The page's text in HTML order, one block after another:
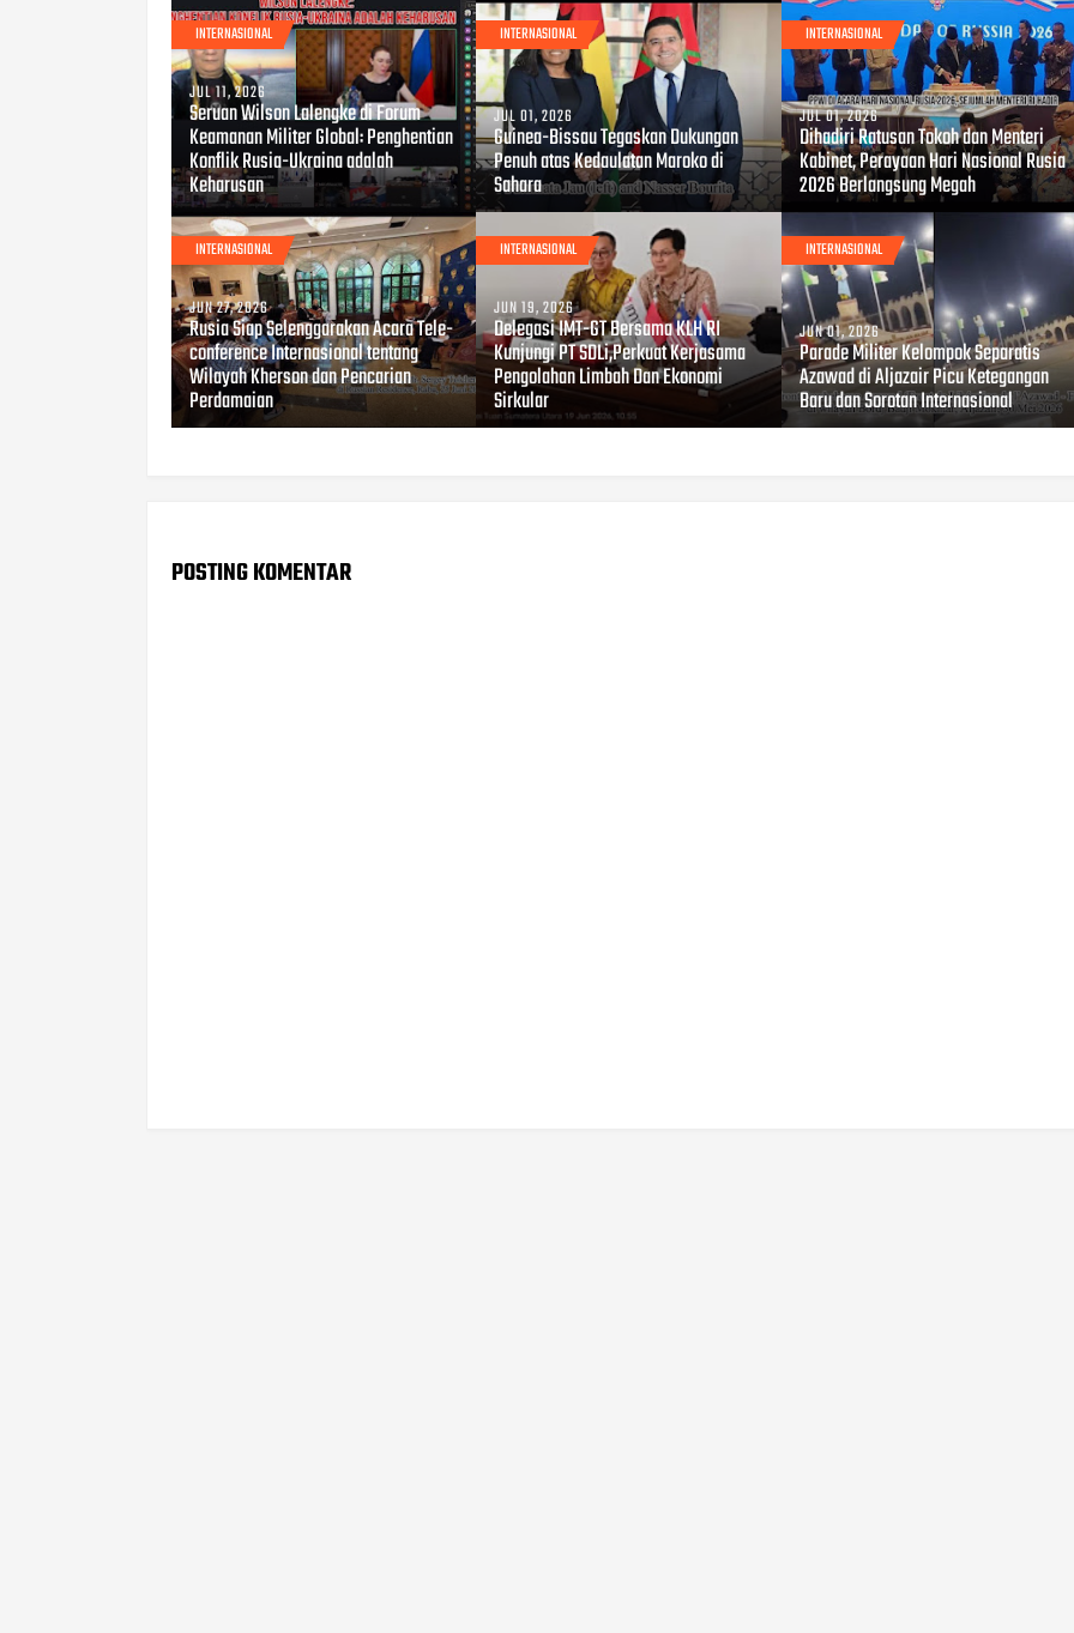
INTERNASIONAL
JUL 11, 2026
Seruan Wilson Lalengke di Forum
Keamanan Militer Global: Penghentian
Konflik Rusia-Ukraina adalah
Keharusan
INTERNASIONAL
JUL 01, 2026
Guinea-Bissau Tegaskan Dukungan
Penuh atas Kedaulatan Maroko di
Sahara
INTERNASIONAL
JUL 01, 2026
Dihadiri Ratusan Tokoh dan Menteri
Kabinet, Perayaan Hari Nasional Rusia
2026 Berlangsung Megah
INTERNASIONAL
JUN 27, 2026
Rusia Siap Selenggarakan Acara Tele-
conference Internasional tentang
Wilayah Kherson dan Pencarian
Perdamaian
INTERNASIONAL
JUN 19, 2026
Delegasi IMT-GT Bersama KLH RI
Kunjungi PT SDLi,Perkuat Kerjasama
Pengolahan Limbah Dan Ekonomi
Sirkular
INTERNASIONAL
JUN 01, 2026
Parade Militer Kelompok Separatis
Azawad di Aljazair Picu Ketegangan
Baru dan Sorotan Internasional
POSTING KOMENTAR